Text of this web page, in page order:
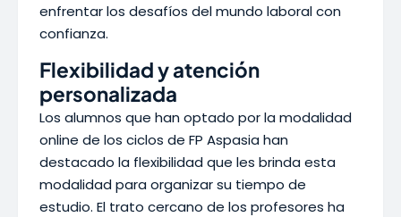
enfrentar los desafíos del mundo laboral con
confianza.
Flexibilidad y atención
personalizada
Los alumnos que han optado por la modalidad
online de los ciclos de FP Aspasia han
destacado la flexibilidad que les brinda esta
modalidad para organizar su tiempo de
estudio. El trato cercano de los profesores ha